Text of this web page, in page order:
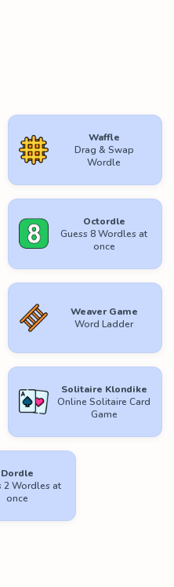
Waffle
Drag & Swap
Wordle
Octordle
Guess 8 Wordles at
once
Weaver Game
Word Ladder
Solitaire Klondike
Online Solitaire Card
Game
Dordle
2 Wordles at
once